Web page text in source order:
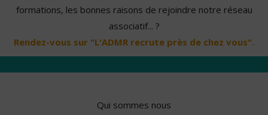
formations, les bonnes raisons de rejoindre notre réseau
associatif... ?
Rendez-vous sur "L'ADMR recrute près de chez vous".
Qui sommes nous